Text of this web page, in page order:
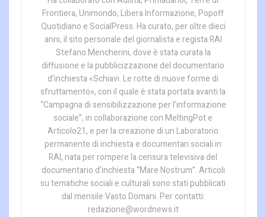
Frontiera, Unimondo, Libera Informazione, Popoff
Quotidiano e SocialPress. Ha curato, per oltre dieci
anni, il sito personale del giornalista e regista RAI
Stefano Mencherini, dove è stata curata la
diffusione e la pubblicizzazione del documentario
d’inchiesta «Schiavi. Le rotte di nuove forme di
sfruttamento», con il quale è stata portata avanti la
“Campagna di sensibilizzazione per l’informazione
sociale”, in collaborazione con MeltingPot e
Articolo21, e per la creazione di un Laboratorio
permanente di inchiesta e documentari sociali in
RAI, nata per rompere la censura televisiva del
documentario d’inchiesta “Mare Nostrum”. Articoli
su tematiche sociali e culturali sono stati pubblicati
dal mensile Vasto Domani. Per contatti:
redazione@wordnews.it